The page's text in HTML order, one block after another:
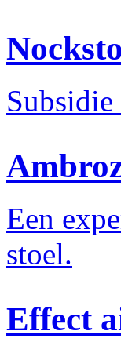
Een
stoel.
Effect